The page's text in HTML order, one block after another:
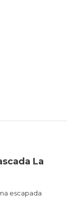
La
escapada